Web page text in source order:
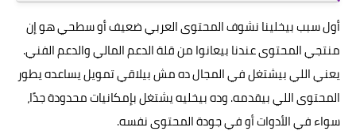
أول سبب بيخلينا نشوف المحتوى العربي ضعيف أو سطحي هو إن
منتجي المحتوى عندنا بيعانوا من قلة الدعم المالي والدعم الفني.
يعني اللي بيشتغل في المجال ده مش بيلاقي تمويل يساعده يطور
المحتوى اللي بيقدمه. وده بيخليه يشتغل بإمكانيات محدودة جدًا،
سواء في الأدوات أو في جودة المحتوى نفسه.